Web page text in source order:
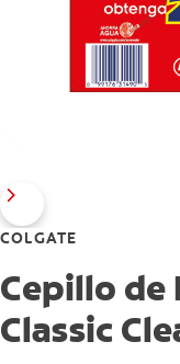
COLGATE
Cepillo de
Classic